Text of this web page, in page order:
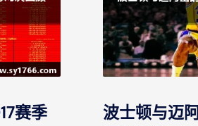
赛季
波士顿与迈